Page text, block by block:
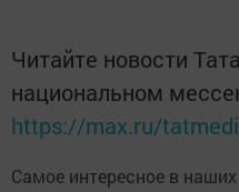
Читайте новости
национальном
https://max.ru/
Самое интересное в